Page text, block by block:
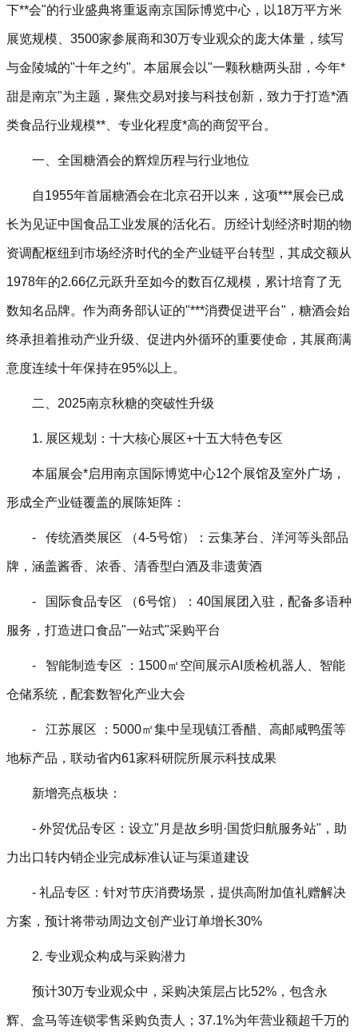
下**会"的行业盛典将重返南京国际博览中心，以18万平方米
展览规模、3500家参展商和30万专业观众的庞大体量，续写
与金陵城的"十年之约"。本届展会以"一颗秋糖两头甜，今年*
甜是南京"为主题，聚焦交易对接与科技创新，致力于打造*酒
类食品行业规模**、专业化程度*高的商贸平台。
一、全国糖酒会的辉煌历程与行业地位
自1955年首届糖酒会在北京召开以来，这项***展会已成
长为见证中国食品工业发展的活化石。历经计划经济时期的物
资调配枢纽到市场经济时代的全产业链平台转型，其成交额从
1978年的2.66亿元跃升至如今的数百亿规模，累计培育了无
数知名品牌。作为商务部认证的"***消费促进平台"，糖酒会始
终承担着推动产业升级、促进内外循环的重要使命，其展商满
意度连续十年保持在95%以上。
二、2025南京秋糖的突破性升级
1. 展区规划：十大核心展区+十五大特色专区
本届展会*启用南京国际博览中心12个展馆及室外广场，
形成全产业链覆盖的展陈矩阵：
- 传统酒类展区 （4-5号馆）：云集茅台、洋河等头部品
牌，涵盖酱香、浓香、清香型白酒及非遗黄酒
- 国际食品专区 （6号馆）：40国展团入驻，配备多语种
服务，打造进口食品"一站式"采购平台
- 智能制造专区 ：1500㎡空间展示AI质检机器人、智能
仓储系统，配套数智化产业大会
- 江苏展区 ：5000㎡集中呈现镇江香醋、高邮咸鸭蛋等
地标产品，联动省内61家科研院所展示科技成果
新增亮点板块：
- 外贸优品专区：设立"月是故乡明·国货归航服务站"，助
力出口转内销企业完成标准认证与渠道建设
- 礼品专区：针对节庆消费场景，提供高附加值礼赠解决
方案，预计将带动周边文创产业订单增长30%
2. 专业观众构成与采购潜力
预计30万专业观众中，采购决策层占比52%，包含永
辉、盒马等连锁零售采购负责人；37.1%为年营业额超千万的